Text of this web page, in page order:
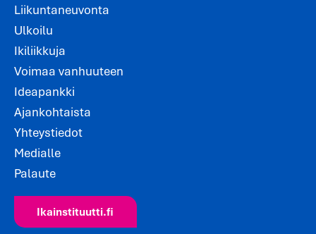
Liikuntaneuvonta
Ulkoilu
Ikiliikkuja
Voimaa vanhuuteen
Ideapankki
Ajankohtaista
Yhteystiedot
Medialle
Palaute
Ikainstituutti.fi